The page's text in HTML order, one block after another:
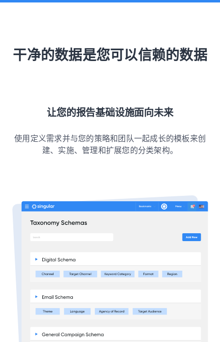
干净的数据是您可以信赖的数据
让您的报告基础设施面向未来
使用定义需求并与您的策略和团队一起成长的模板来创
建、实施、管理和扩展您的分类架构。